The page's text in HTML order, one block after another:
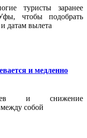
туристы заранее
чтобы подобрать
датам вылета
и медленно
и снижение
собой